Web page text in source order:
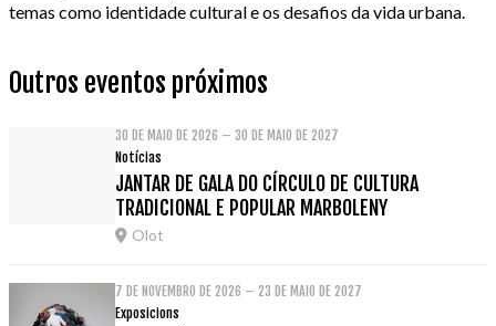
temas como identidade cultural e os desafios da vida urbana.
Outros eventos próximos
30 DE MAIO DE 2026 – 30 DE MAIO DE 2027
Notícias
JANTAR DE GALA DO CÍRCULO DE CULTURA
TRADICIONAL E POPULAR MARBOLENY
Olot
7 DE NOVEMBRO DE 2026 – 23 DE MAIO DE 2027
Exposicions